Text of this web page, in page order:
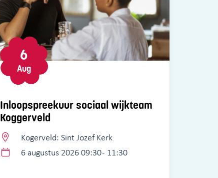
Inloopspreekuur sociaal wijkteam
Koggerveld
6
Aug
Kogerveld: Sint Jozef Kerk
6 augustus 2026 09:30 - 11:30